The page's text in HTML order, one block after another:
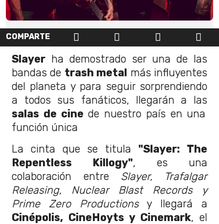
COMPARTE
Slayer ha demostrado ser una de las
bandas de trash metal más influyentes
del planeta y para seguir sorprendiendo
a todos sus fanáticos, llegarán a las
salas de cine de nuestro país en una
función única
La cinta que se titula"Slayer: The
Repentless Killogy", es una
colaboración entre Slayer, Trafalgar
Releasing, Nuclear Blast Records y
Prime Zero Productionsy llegará a
Cinépolis, CineHoyts y Cinemark, el